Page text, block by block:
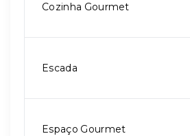
Cozinha Gourmet
Escada
Espaço Gourmet